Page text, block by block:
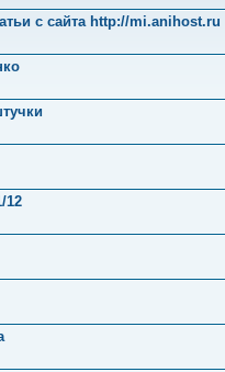
с сайта http://mi.anihost.ru
12